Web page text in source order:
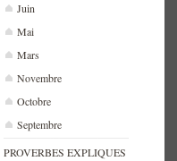
Juin
Mai
Mars
Novembre
Octobre
Septembre
PROVERBES EXPLIQUES